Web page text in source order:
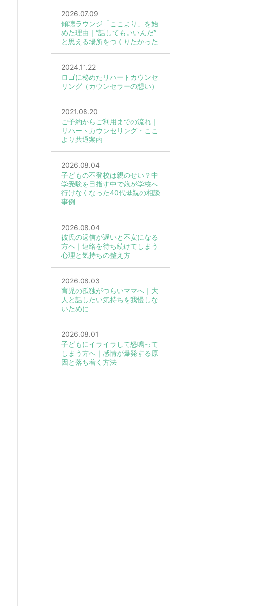
2026.07.09
傾聴ラウンジ「ここより」を始
めた理由｜“話してもいいんだ”
と思える場所をつくりたかった
2024.11.22
ロゴに秘めたリハートカウンセ
リング（カウンセラーの想い）
2021.08.20
ご予約からご利用までの流れ｜
リハートカウンセリング・ここ
より共通案内
2026.08.04
子どもの不登校は親のせい？中
学受験を目指す中で娘が学校へ
行けなくなった40代母親の相談
事例
2026.08.04
彼氏の返信が遅いと不安になる
方へ｜連絡を待ち続けてしまう
心理と気持ちの整え方
2026.08.03
育児の孤独がつらいママへ｜大
人と話したい気持ちを我慢しな
いために
2026.08.01
子どもにイライラして怒鳴って
しまう方へ｜感情が爆発する原
因と落ち着く方法